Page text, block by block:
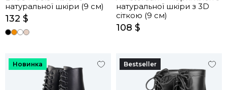
натуральної шкіри (9 см)
132 $
натуральної шкіри з 3D
сіткою (9 см)
108 $
Новинка Bestseller